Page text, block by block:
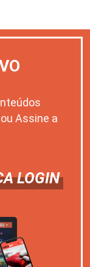
Assine a
LOGIN